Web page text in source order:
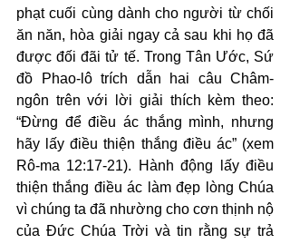
phạt cuối cùng dành cho người từ chối
ăn năn, hòa giải ngay cả sau khi họ đã
được đối đãi tử tế. Trong Tân Ước, Sứ
đồ Phao-lô trích dẫn hai câu Châm-
ngôn trên với lời giải thích kèm theo:
“Đừng để điều ác thắng mình, nhưng
hãy lấy điều thiện thắng điều ác” (xem
Rô-ma 12:17-21). Hành động lấy điều
thiện thắng điều ác làm đẹp lòng Chúa
vì chúng ta đã nhường cho cơn thịnh nộ
của Đức Chúa Trời và tin rằng sự trả